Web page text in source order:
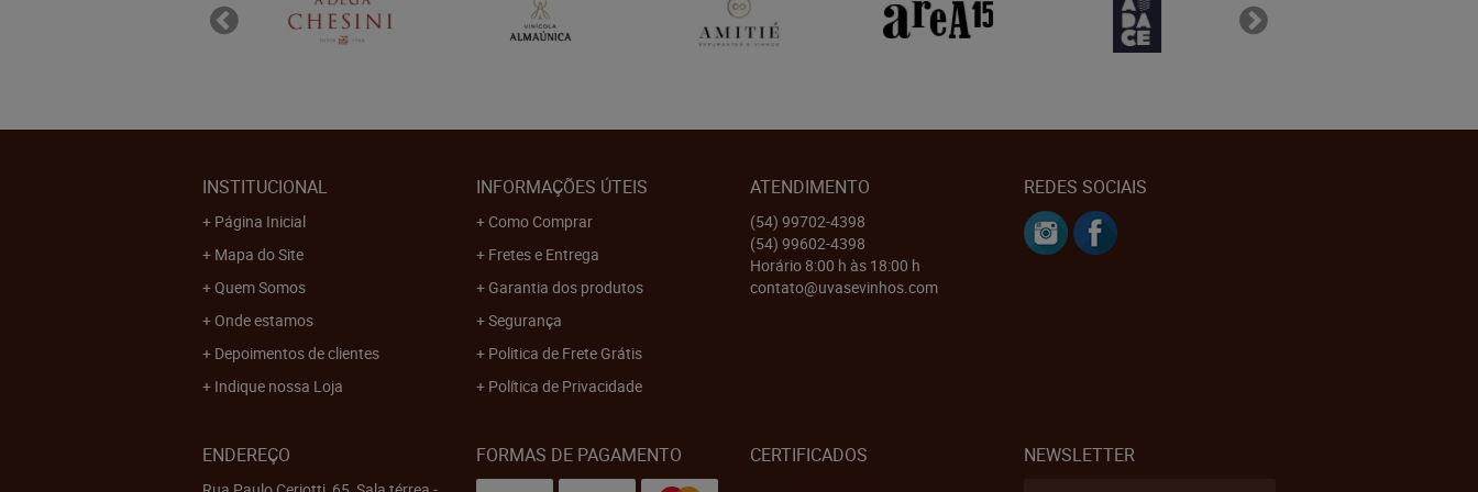
INSTITUCIONAL
Página Inicial
Mapa do Site
Quem Somos
Onde estamos
Depoimentos de clientes
Indique nossa Loja
INFORMAÇÕES ÚTEIS
Como Comprar
Fretes e Entrega
Garantia dos produtos
Segurança
Politica de Frete Grátis
Política de Privacidade
ATENDIMENTO
(54) 99702-4398
(54) 99602-4398
Horário 8:00 h às 18:00 h
contato@uvasevinhos.com
REDES SOCIAIS
ENDEREÇO FORMAS DE PAGAMENTO CERTIFICADOS NEWSLETTER